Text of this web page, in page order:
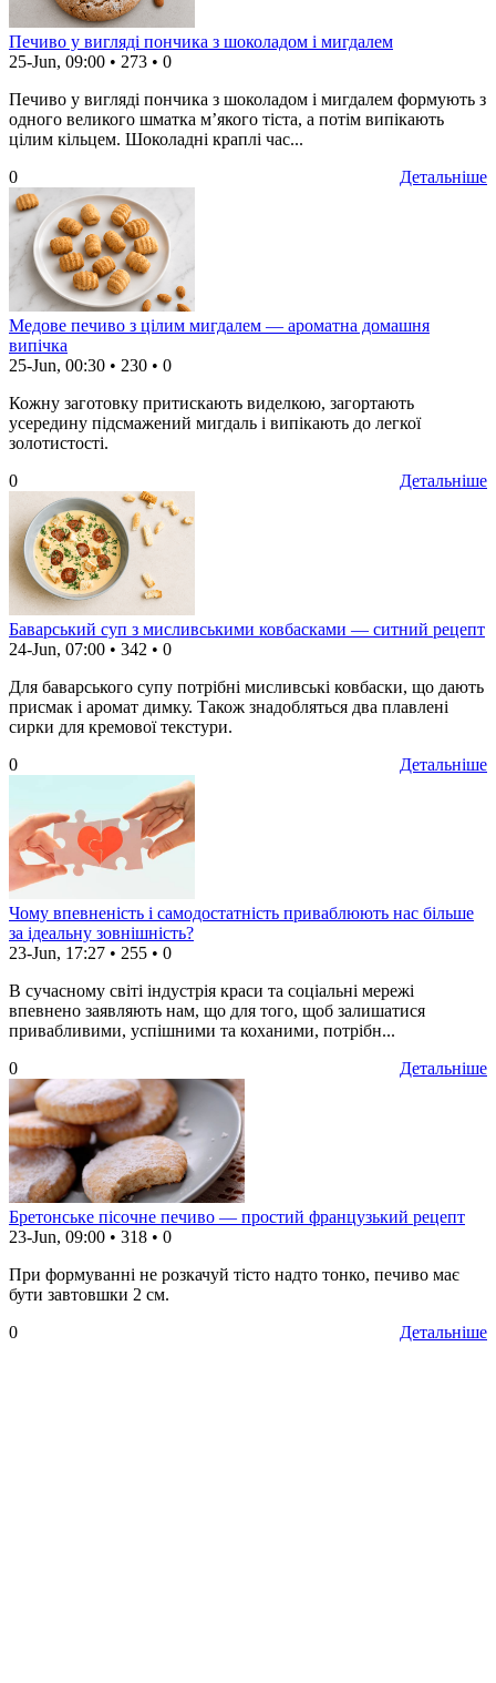
Печиво у вигляді пончика з шоколадом і мигдалем
25-Jun, 09:00 • 273 • 0
Печиво у вигляді пончика з шоколадом і мигдалем формують з
одного великого шматка м’якого тіста, а потім випікають
цілим кільцем. Шоколадні краплі час...
Детальніше
0
Медове печиво з цілим мигдалем — ароматна домашня
випічка
25-Jun, 00:30 • 230 • 0
Кожну заготовку притискають виделкою, загортають
усередину підсмажений мигдаль і випікають до легкої
золотистості.
Детальніше
0
Баварський суп з мисливськими ковбасками — ситний рецепт
24-Jun, 07:00 • 342 • 0
Для баварського супу потрібні мисливські ковбаски, що дають
присмак і аромат димку. Також знадобляться два плавлені
сирки для кремової текстури.
Детальніше
0
Чому впевненість і самодостатність приваблюють нас більше
за ідеальну зовнішність?
23-Jun, 17:27 • 255 • 0
В сучасному світі індустрія краси та соціальні мережі
впевнено заявляють нам, що для того, щоб залишатися
привабливими, успішними та коханими, потрібн...
Детальніше
0
Бретонське пісочне печиво — простий французький рецепт
23-Jun, 09:00 • 318 • 0
При формуванні не розкачуй тісто надто тонко, печиво має
бути завтовшки 2 см.
Детальніше
0